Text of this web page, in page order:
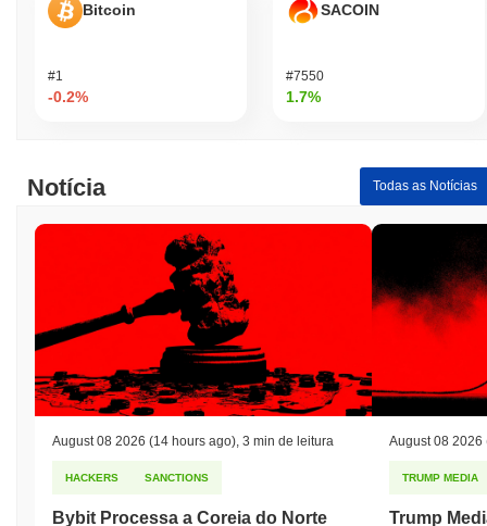
Bitcoin
#1
-0.2%
SACOIN
#7550
1.7%
Notícia Todas as Notícias
August 08 2026 (14 hours ago) 3 min de leitura
HACKERS SANCTIONS
Bybit Processa a Coreia do Norte
August 08 2026
TRUMP MEDIA
Trump